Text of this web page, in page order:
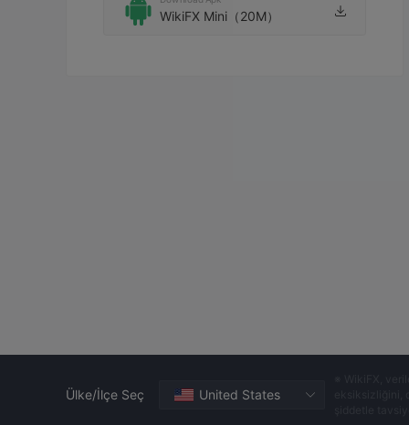
WikiFX Mini（20M）
Ülke/İlçe Seç United States